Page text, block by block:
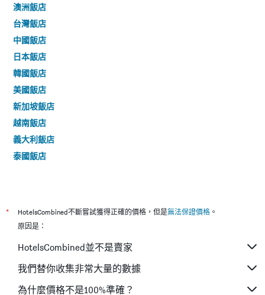
澳洲飯店
台灣飯店
中國飯店
日本飯店
韓國飯店
美國飯店
新加坡飯店
越南飯店
義大利飯店
泰國飯店
* HotelsCombined不斷嘗試獲得正確的價格，但是無法保證價格 。
原因是：
HotelsCombined並不是賣家
我們替你收集非常大量的數據
為什麼價格不是100%準確？